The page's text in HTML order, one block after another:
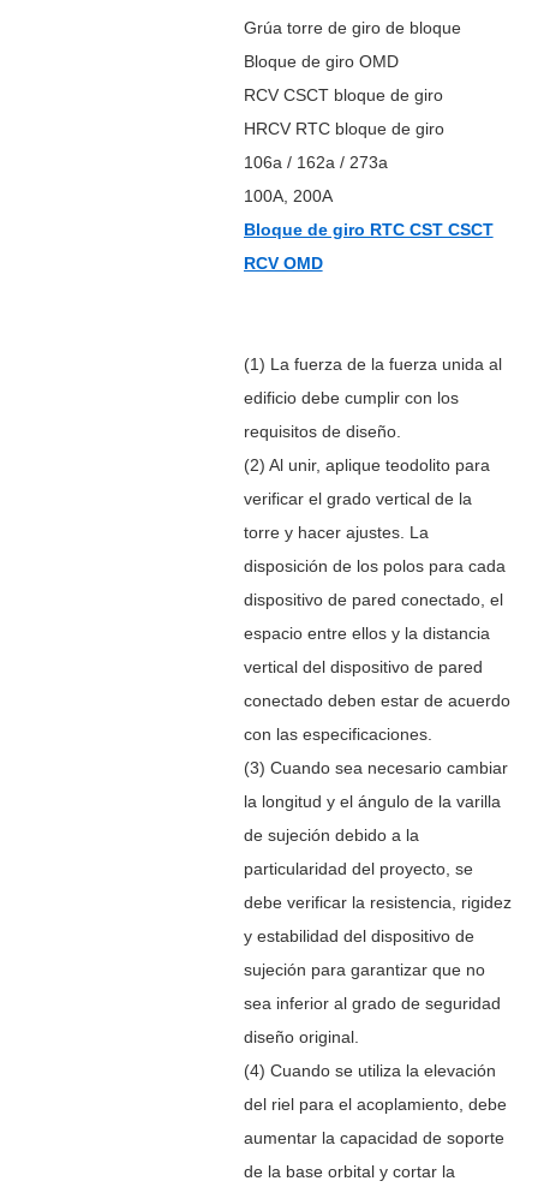
Grúa torre de giro de bloque
Bloque de giro OMD
RCV CSCT bloque de giro
HRCV RTC bloque de giro
106a / 162a / 273a
100A, 200A
Bloque de giro RTC CST CSCT
RCV OMD
(1) La fuerza de la fuerza unida al
edificio debe cumplir con los
requisitos de diseño.
(2) Al unir, aplique teodolito para
verificar el grado vertical de la
torre y hacer ajustes. La
disposición de los polos para cada
dispositivo de pared conectado, el
espacio entre ellos y la distancia
vertical del dispositivo de pared
conectado deben estar de acuerdo
con las especificaciones.
(3) Cuando sea necesario cambiar
la longitud y el ángulo de la varilla
de sujeción debido a la
particularidad del proyecto, se
debe verificar la resistencia, rigidez
y estabilidad del dispositivo de
sujeción para garantizar que no
sea inferior al grado de seguridad
diseño original.
(4) Cuando se utiliza la elevación
del riel para el acoplamiento, debe
aumentar la capacidad de soporte
de la base orbital y cortar la